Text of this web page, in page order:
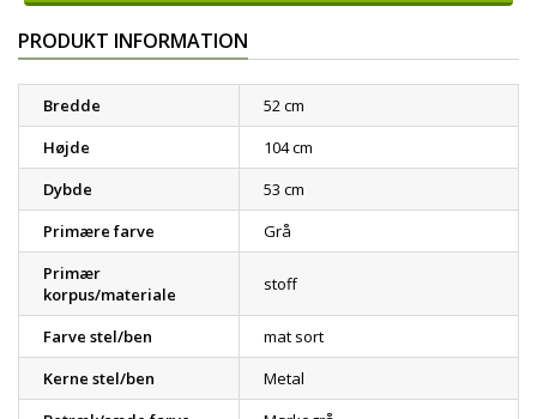
PRODUKT INFORMATION
Bredde
52 cm
Højde
104 cm
Dybde
53 cm
Primære farve
Grå
Primær
korpus/materiale
stoff
Farve stel/ben
mat sort
Kerne stel/ben
Metal